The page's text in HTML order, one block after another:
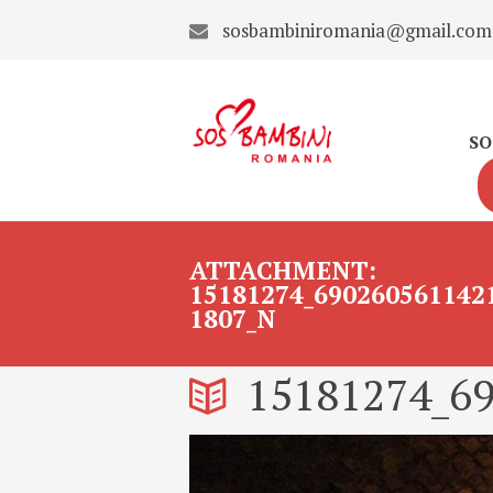
sosbambiniromania@gmail.com
ATTACHMENT:
1807_N